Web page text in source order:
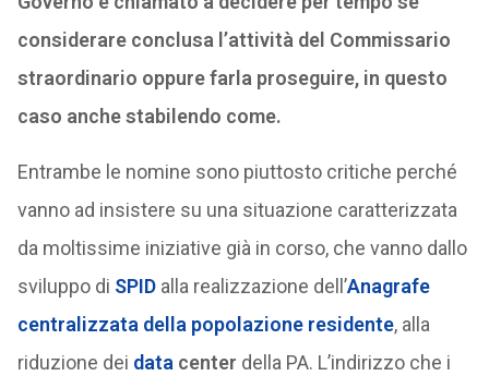
considerare conclusa l’attività del Commissario
straordinario oppure farla proseguire, in questo
caso anche stabilendo come.
Entrambe le nomine sono piuttosto critiche perché
vanno ad insistere su una situazione caratterizzata
da moltissime iniziative già in corso, che vanno dallo
sviluppo di SPID alla realizzazione dell’Anagrafe
centralizzata della popolazione residente, alla
riduzione dei data center della PA. L’indirizzo che i